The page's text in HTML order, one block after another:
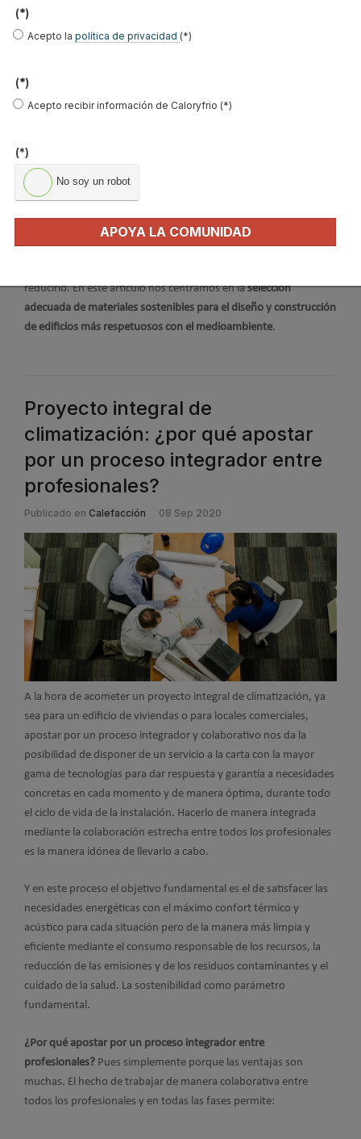
Publicado en
Es evidente que la construcción de cualquier edificio genera un
dicho impacto se puede limitar. Cuando se trata del impacto
negativo producido sobre el medio ambiente por la construcción
reducirlo. En este artículo nos centramos en laselección
adecuada de materiales sostenibles para el diseño y construcción
de edificios más respetuosos con el medioambiente.
Proyecto integral de
climatización: ¿por qué apostar
por un proceso integrador entre
profesionales?
Publicado en Calefacción 08 Sep 2020
A la hora de acometer un proyecto integral de climatización, ya
sea para un edificio de viviendas o para locales comerciales,
apostar por un proceso integrador y colaborativo nos da la
posibilidad de disponer de un servicio a la carta con la mayor
gama de tecnologías para dar respuesta y garantía a necesidades
concretas en cada momento y de manera óptima, durante todo
el ciclo de vida de la instalación. Hacerlo de manera integrada
mediante la colaboración estrecha entre todos los profesionales
es la manera idónea de llevarlo a cabo.
Y en este proceso el objetivo fundamental es el de satisfacer las
necesidades energéticas con el máximo confort térmico y
acústico para cada situación pero de la manera más limpia y
eficiente mediante el consumo responsable de los recursos, la
reducción de las emisiones y de los residuos contaminantes y el
cuidado de la salud. La sostenibilidad como parámetro
fundamental.
¿Por qué apostar por un proceso integrador entre
profesionales? Pues simplemente porque las ventajas son
muchas. El hecho de trabajar de manera colaborativa entre
todos los profesionales y en todas las fases permite:
(*)
Acepto la política de privacidad (*)
(*)
Acepto recibir información de Caloryfrio (*)
(*)
No soy un robot
APOYA LA COMUNIDAD